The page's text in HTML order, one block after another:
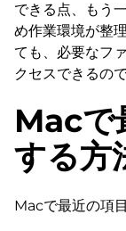
できる点、もう
め作業環境が整
ても、必要なフ
クセスできるの
Macで
する方
Macで最近の項